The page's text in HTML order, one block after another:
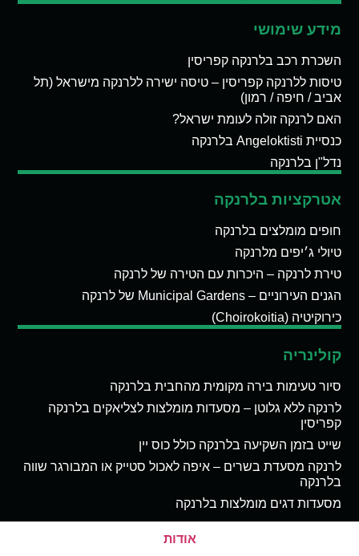
מידע שימושי
השכרת רכב בלרנקה קפריסין
טיסות ללרנקה קפריסין – טיסה ישירה ללרנקה מישראל (תל
אביב / חיפה / רמון)
האם לרנקה זולה לעומת ישראל?
כנסיית Angeloktisti בלרנקה
נדל"ן בלרנקה
אטרקציות בלרנקה
חופים מומלצים בלרנקה
טיולי ג׳יפים מלרנקה
טירת לרנקה – היכרות עם הטירה של לרנקה
הגנים העירוניים – Municipal Gardens של לרנקה
כירוקיטיה (Choirokoitia)
קולינריה
סיור טעימות בירה מקומית מהחבית בלרנקה
לרנקה ללא גלוטן – מסעדות מומלצות לצליאקים בלרנקה
קפריסין
שייט בזמן השקיעה בלרנקה כולל כוס יין
לרנקה מסעדת בשרים – איפה לאכול סטייק או המבורגר שווה
בלרנקה
מסעדות דגים מומלצות בלרנקה
אודות